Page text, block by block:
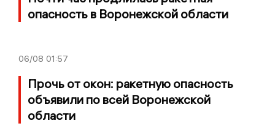
опасность в Воронежской области
06/08 01:57
Прочь от окон: ракетную опасность
объявили по всей Воронежской
области